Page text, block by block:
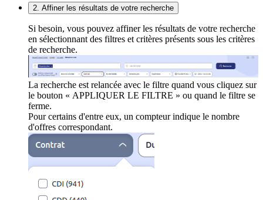
2. Affiner les résultats de votre recherche
Si besoin, vous pouvez affiner les résultats de votre recherche
en sélectionnant des filtres et critères présents sous les critères
de recherche.
La recherche est relancée avec le filtre quand vous cliquez sur
le bouton « APPLIQUER LE FILTRE » ou quand le filtre se
ferme.
Pour certains d'entre eux, un compteur indique le nombre
d'offres correspondant.